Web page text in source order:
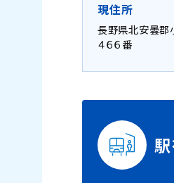
現住所
長野県北安曇郡
４６６番